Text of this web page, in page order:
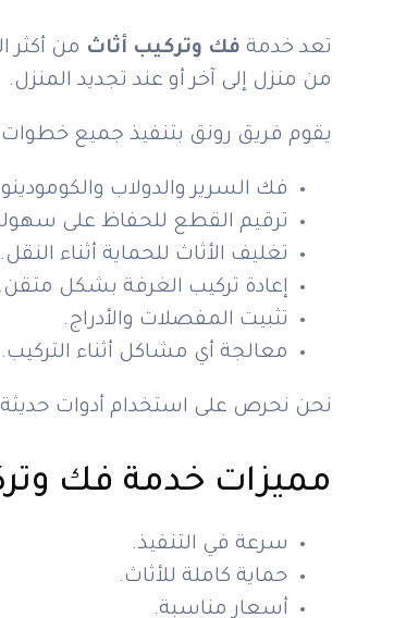
تعد خدمة فك وتركيب أثاث من أكثر
من منزل إلى آخر أو عند تجديد المنزل.
يقوم فريق رونق بتنفيذ جميع خطوات
فك السرير والدولاب
ترقيم القطع للحفاظ على
تغليف الأثاث للحماية أثناء النقل.
إعادة تركيب الغرفة بشكل متقن.
تثبيت المفصلات والأدراج.
معالجة أي مشاكل أثناء التركيب.
نحن نحرص على استخدام أدوات
مميزات خدمة فك
سرعة في التنفيذ.
حماية كاملة للأثاث.
أسعار مناسبة.